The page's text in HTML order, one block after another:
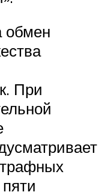
обмен
При